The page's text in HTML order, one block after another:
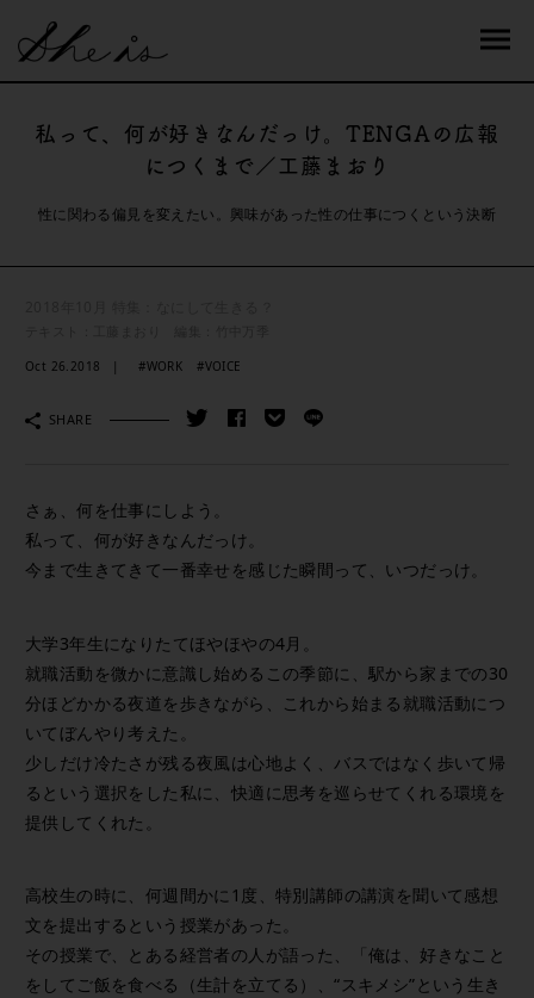
私って、何が好きなんだっけ。TENGAの広報
につくまで／工藤まおり
性に関わる偏見を変えたい。興味があった性の仕事につくという決断
Oct 26.2018 #WORK #VOICE
SHARE
さぁ、何を仕事にしよう。
私って、何が好きなんだっけ。
今まで生きてきて一番幸せを感じた瞬間って、いつだっけ。
大学3年生になりたてほやほやの4月。
就職活動を微かに意識し始めるこの季節に、駅から家までの30
分ほどかかる夜道を歩きながら、これから始まる就職活動につ
いてぼんやり考えた。
少しだけ冷たさが残る夜風は心地よく、バスではなく歩いて帰
るという選択をした私に、快適に思考を巡らせてくれる環境を
提供してくれた。
高校生の時に、何週間かに1度、特別講師の講演を聞いて感想
文を提出するという授業があった。
その授業で、とある経営者の人が語った、「俺は、好きなこと
をしてご飯を食べる（生計を立てる）、“スキメシ”という生き